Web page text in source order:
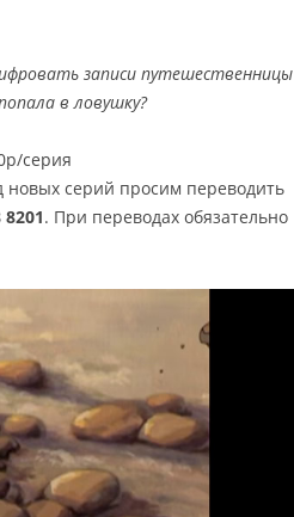
записи путешественницы
в ловушку?
серия
новых серий просим переводить
. При переводах обязательно